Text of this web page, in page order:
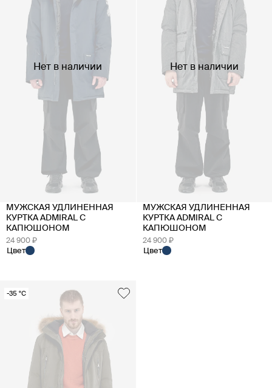
Нет в наличии
МУЖСКАЯ УДЛИНЕННАЯ
КУРТКА ADMIRAL С
КАПЮШОНОМ
24 900 ₽
Цвет
Нет в наличии
МУЖСКАЯ УДЛИНЕННАЯ
КУРТКА ADMIRAL С
КАПЮШОНОМ
24 900 ₽
Цвет
-35 °C